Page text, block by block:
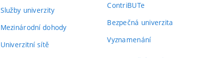
Služby univerzity
Mezinárodní dohody
Univerzitní sítě
ContriBUTe
Bezpečná univerzita
Vyznamenání